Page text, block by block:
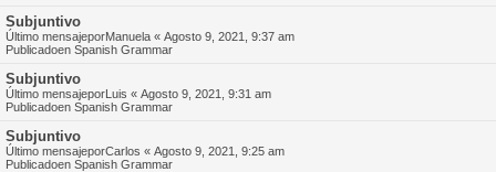
Subjuntivo
Último mensajeporManuela « Agosto 9, 2021, 9:37 am
Publicadoen Spanish Grammar
Subjuntivo
Último mensajeporLuis « Agosto 9, 2021, 9:31 am
Publicadoen Spanish Grammar
Subjuntivo
Último mensajeporCarlos « Agosto 9, 2021, 9:25 am
Publicadoen Spanish Grammar